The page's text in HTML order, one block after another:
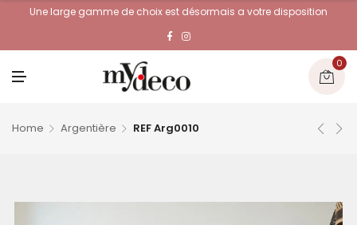
Une large gamme de choix est désormais a votre disposition
0
Home Argentière REF Arg0010